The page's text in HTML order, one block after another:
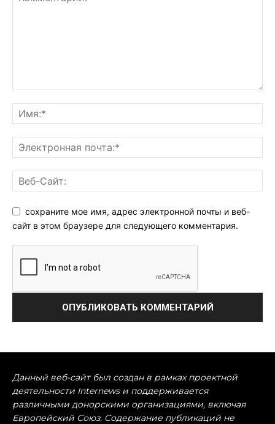
сохраните мое имя, адрес электронной почты и веб-
сайт в этом браузере для следующего комментария.
Данный веб-сайт был создан в рамках проектной
деятельности Internews и поддерживается
различными донорскими организациями, включая
Европейский Союз. Содержание публикаций не